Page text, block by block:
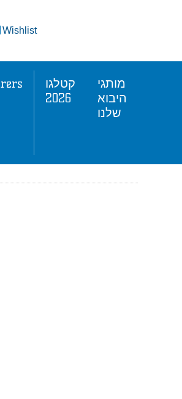
Wishlist
קטלגו
2026
מותגי
היבוא
שלנו